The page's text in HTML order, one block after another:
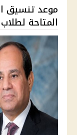
المتاحة